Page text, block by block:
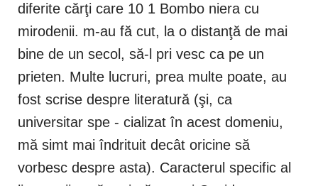
diferite cărţi care 10 1 Bombo niera cu
mirodenii. m-au fă cut, la o distanţă de mai
bine de un secol, să-l pri vesc ca pe un
prieten. Multe lucruri, prea multe poate, au
fost scrise despre literatură (şi, ca
universitar spe - cializat în acest domeniu,
mă simt mai îndrituit decât oricine să
vorbesc despre asta). Caracterul specific al